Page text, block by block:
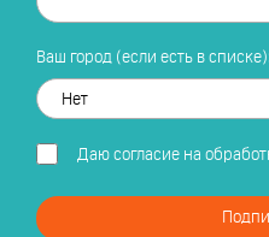
Ваш город (если есть в списке):
Даю согласие на